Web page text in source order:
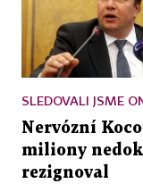
SLEDOVALI JSME
Nervózní
miliony
rezignoval